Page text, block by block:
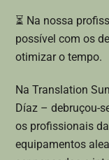
⏳ Na nossa
possível com os
otimizar o tempo.
Na Translation
Díaz – debruçou-
os profissionais
equipamentos